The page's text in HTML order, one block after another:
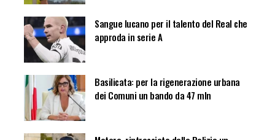
Sangue lucano per il talento del Real che
approda in serie A
Basilicata: per la rigenerazione urbana
dei Comuni un bando da 47 mln